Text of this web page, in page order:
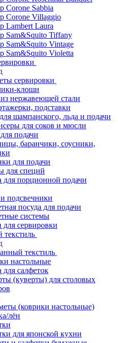
Corone Sabbia
Corone Villaggio
Lambert Laura
Sam&Squito Tiffany
Sam&Squito Vintage
Sam&Squito Violetta
сервировки
клоши
нержавеющей стали
подставки
шампанского, льда и подачи
для соков и мюсли
подачи
баранчики, соусники,
для подачи
для специй
для порционной подачи
подсвечники
посуда для подачи
системы
сервировки
текстиль
текстиль
настольные
для салфеток
(куверты) для столовых
(коврики настольные)
лён
для японской кухни